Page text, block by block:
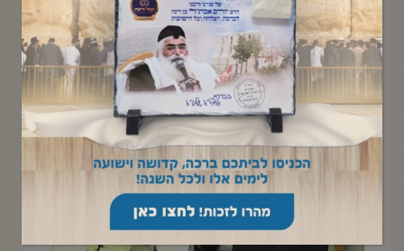
הרב יורם אברג'ל – המסר היומי –
יש לך סטארטר? – כ"ח חשוון
תשפ"ו
Click to accept marketing cookies and
enable this content